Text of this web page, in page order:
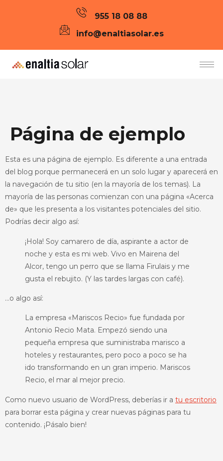
955 18 08 88
info@enaltiasolar.es
Página de ejemplo
Esta es una página de ejemplo. Es diferente a una entrada
del blog porque permanecerá en un solo lugar y aparecerá en
la navegación de tu sitio (en la mayoría de los temas). La
mayoría de las personas comienzan con una página «Acerca
de» que les presenta a los visitantes potenciales del sitio.
Podrías decir algo así:
¡Hola! Soy camarero de día, aspirante a actor de
noche y esta es mi web. Vivo en Mairena del
Alcor, tengo un perro que se llama Firulais y me
gusta el rebujito. (Y las tardes largas con café).
…o algo así:
La empresa «Mariscos Recio» fue fundada por
Antonio Recio Mata. Empezó siendo una
pequeña empresa que suministraba marisco a
hoteles y restaurantes, pero poco a poco se ha
ido transformando en un gran imperio. Mariscos
Recio, el mar al mejor precio.
Como nuevo usuario de WordPress, deberías ir a tu escritorio
para borrar esta página y crear nuevas páginas para tu
contenido. ¡Pásalo bien!